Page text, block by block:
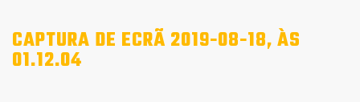
CAPTURA DE ECRÃ 2019-08-18, ÀS
01.12.04